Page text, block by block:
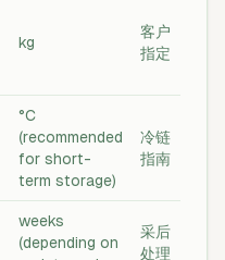
kg
客户
指定
°C
(recommended
for short-
term storage)
冷链
指南
weeks
(depending on
采后
处理